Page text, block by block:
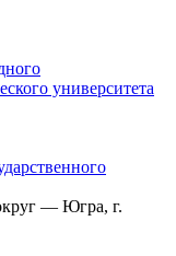
университета
— Югра, г.